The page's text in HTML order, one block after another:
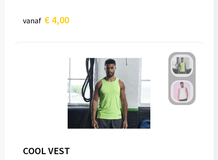
vanaf € 4,00
COOL VEST